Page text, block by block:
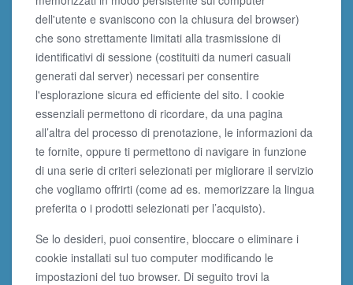
dell'utente e svaniscono con la chiusura del browser)
che sono strettamente limitati alla trasmissione di
identificativi di sessione (costituiti da numeri casuali
generati dal server) necessari per consentire
l'esplorazione sicura ed efficiente del sito. I cookie
essenziali permettono di ricordare, da una pagina
all’altra del processo di prenotazione, le informazioni da
te fornite, oppure ti permettono di navigare in funzione
di una serie di criteri selezionati per migliorare il servizio
che vogliamo offrirti (come ad es. memorizzare la lingua
preferita o i prodotti selezionati per l’acquisto).
Se lo desideri, puoi consentire, bloccare o eliminare i
cookie installati sul tuo computer modificando le
impostazioni del tuo browser. Di seguito trovi la